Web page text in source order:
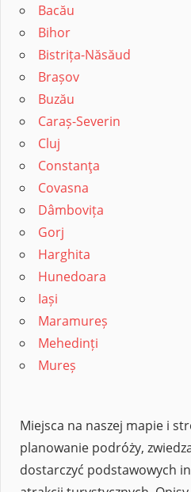
Bacău
Bihor
Bistrița-Năsăud
Brașov
Buzău
Caraș-Severin
Cluj
Constanţa
Covasna
Dâmbovița
Gorj
Harghita
Hunedoara
Iași
Maramureș
Mehedinți
Mureș
Miejsca na naszej mapie i
planowanie podróży,
dostarczyć podstawowych